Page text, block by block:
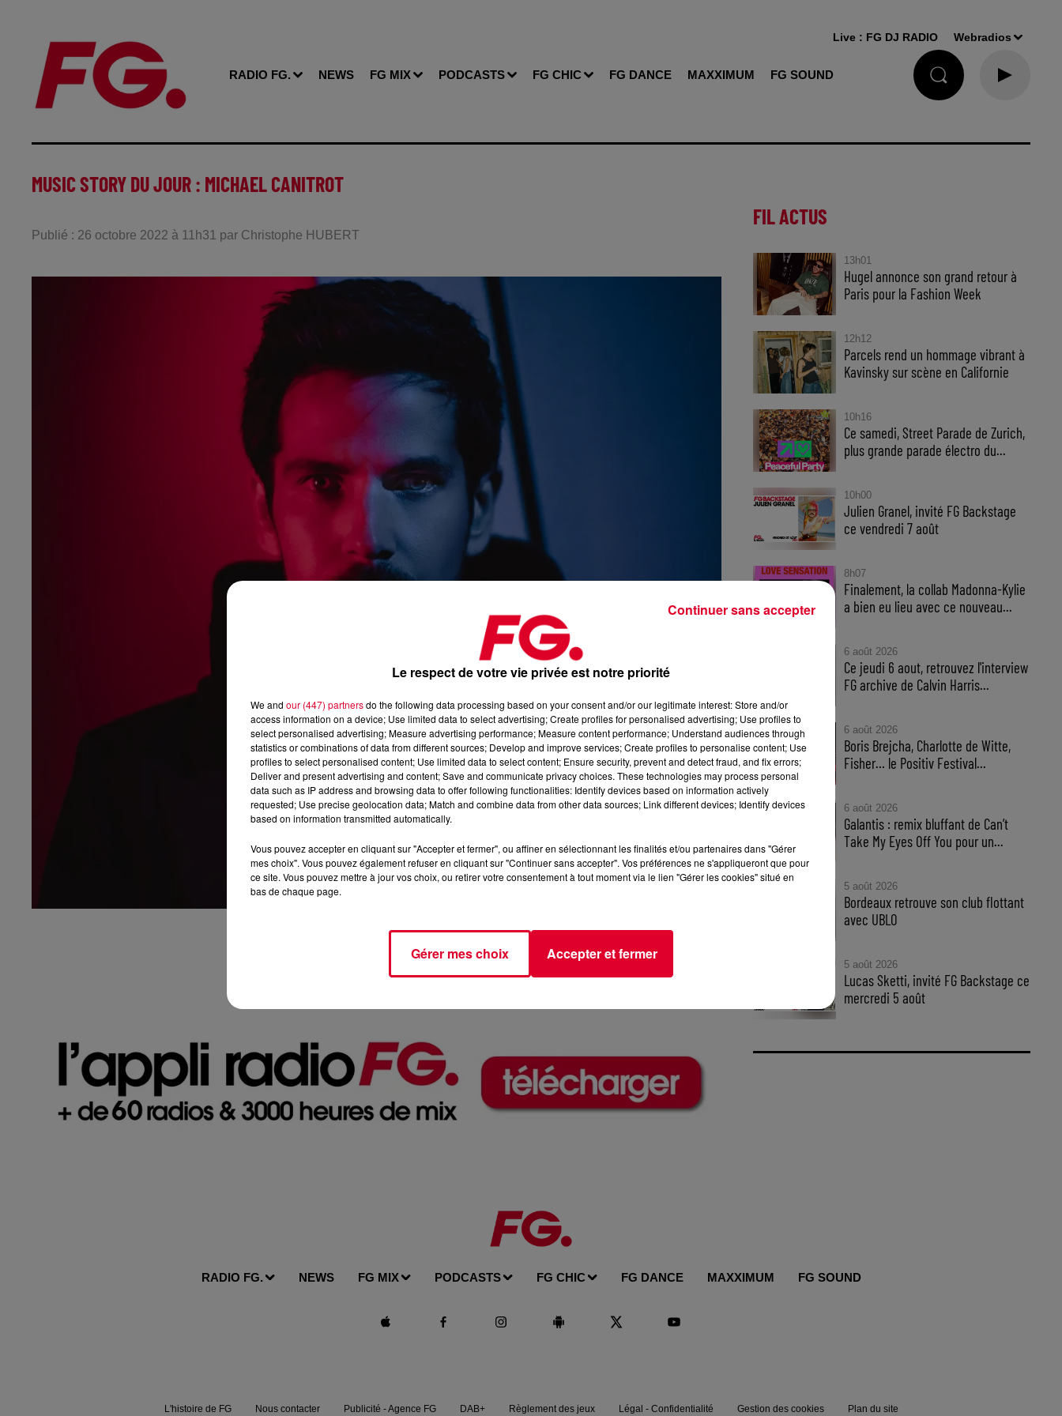
RADIO FG. NEWS FG MIX PODCASTS FG CHIC FG DANCE MAXXIMUM FG SOUND
Live : FG DJ RADIO Webradios
MUSIC STORY DU JOUR : MICHAEL CANITROT
Publié : 26 octobre 2022 à 11h31 par Christophe HUBERT
Crédit :@Dimworks
FIL ACTUS
13h01
Hugel annonce son grand retour à
Paris pour la Fashion Week
12h12
Parcels rend un hommage vibrant à
Kavinsky sur scène en Californie
10h16
Ce samedi, Street Parade de Zurich,
plus grande parade électro du...
10h00
Julien Granel, invité FG Backstage
ce vendredi 7 août
8h07
Finalement, la collab Madonna-Kylie
a bien eu lieu avec ce nouveau...
6 août 2026
Ce jeudi 6 aout, retrouvez l'interview
FG archive de Calvin Harris...
6 août 2026
Boris Brejcha, Charlotte de Witte,
Fisher… le Positiv Festival...
6 août 2026
Galantis : remix bluffant de Can’t
Take My Eyes Off You pour un...
5 août 2026
Bordeaux retrouve son club flottant
avec UBLO
5 août 2026
Lucas Sketti, invité FG Backstage ce
mercredi 5 août
RADIO FG. NEWS FG MIX PODCASTS FG CHIC FG DANCE MAXXIMUM FG SOUND
L'histoire de FG Nous contacter Publicité - Agence FG DAB+ Règlement des jeux Légal - Confidentialité Gestion des cookies Plan du site
Le respect de votre vie privée est notre priorité
We and our (447) partnersdo the following data processing based on your consent and/or our legitimate interest: Store and/or
access information on a device; Use limited data to select advertising; Create profiles for personalised advertising; Use profiles to
select personalised advertising; Measure advertising performance; Measure content performance; Understand audiences through
statistics or combinations of data from different sources; Develop and improve services; Create profiles to personalise content; Use
profiles to select personalised content; Use limited data to select content; Ensure security, prevent and detect fraud, and fix errors;
Deliver and present advertising and content; Save and communicate privacy choices. These technologies may process personal
data such as IP address and browsing data to offer following functionalities: Identify devices based on information actively
requested; Use precise geolocation data; Match and combine data from other data sources; Link different devices; Identify devices
based on information transmitted automatically.
Vous pouvez accepter en cliquant sur "Accepter et fermer", ou affiner en sélectionnant les finalités et/ou partenaires dans "Gérer
mes choix". Vous pouvez également refuser en cliquant sur "Continuer sans accepter". Vos préférences ne s'appliqueront que pour
ce site. Vous pouvez mettre à jour vos choix, ou retirer votre consentement à tout moment via le lien "Gérer les cookies" situé en
bas de chaque page.
Gérer mes choix Accepter et fermer
Continuer sans accepter